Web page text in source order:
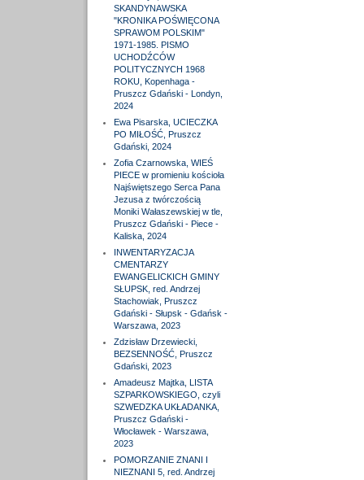
SKANDYNAWSKA
"KRONIKA POŚWIĘCONA
SPRAWOM POLSKIM"
1971-1985. PISMO
UCHODŹCÓW
POLITYCZNYCH 1968
ROKU, Kopenhaga -
Pruszcz Gdański - Londyn,
2024
Ewa Pisarska, UCIECZKA
PO MIŁOŚĆ, Pruszcz
Gdański, 2024
Zofia Czarnowska, WIEŚ
PIECE w promieniu kościoła
Najświętszego Serca Pana
Jezusa z twórczością
Moniki Wałaszewskiej w tle,
Pruszcz Gdański - Piece -
Kaliska, 2024
INWENTARYZACJA
CMENTARZY
EWANGELICKICH GMINY
SŁUPSK, red. Andrzej
Stachowiak, Pruszcz
Gdański - Słupsk - Gdańsk -
Warszawa, 2023
Zdzisław Drzewiecki,
BEZSENNOŚĆ, Pruszcz
Gdański, 2023
Amadeusz Majtka, LISTA
SZPARKOWSKIEGO, czyli
SZWEDZKA UKŁADANKA,
Pruszcz Gdański -
Włocławek - Warszawa,
2023
POMORZANIE ZNANI I
NIEZNANI 5, red. Andrzej